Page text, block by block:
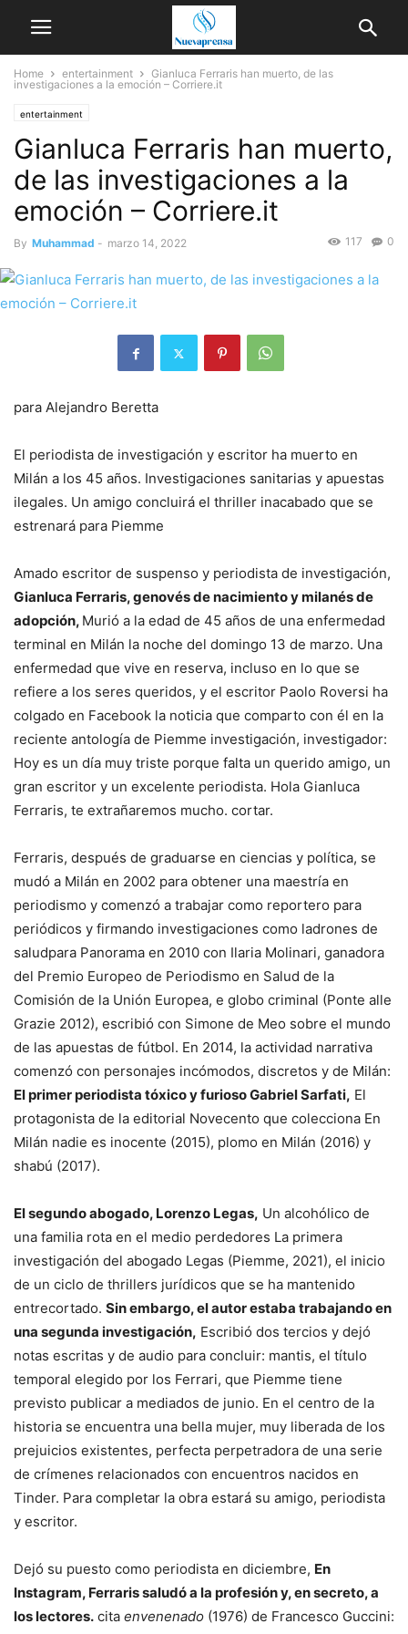
Home entertainment
Gianluca Ferraris han muerto, de las
investigaciones a la emoción – Corriere.it
entertainment
Gianluca Ferraris han muerto,
de las investigaciones a la
emoción – Corriere.it
By Muhammad - marzo 14, 2022 0
117
para Alejandro Beretta
El periodista de investigación y escritor ha muerto en
Milán a los 45 años. Investigaciones sanitarias y apuestas
ilegales. Un amigo concluirá el thriller inacabado que se
estrenará para Piemme
Amado escritor de suspenso y periodista de investigación,
Gianluca Ferraris, genovés de nacimiento y milanés de
adopción, Murió a la edad de 45 años de una enfermedad
terminal en Milán la noche del domingo 13 de marzo. Una
enfermedad que vive en reserva, incluso en lo que se
refiere a los seres queridos, y el escritor Paolo Roversi ha
colgado en Facebook la noticia que comparto con él en la
reciente antología de Piemme investigación, investigador:
Hoy es un día muy triste porque falta un querido amigo, un
gran escritor y un excelente periodista. Hola Gianluca
Ferraris, te extrañaremos mucho. cortar.
Ferraris, después de graduarse en ciencias y política, se
mudó a Milán en 2002 para obtener una maestría en
periodismo y comenzó a trabajar como reportero para
periódicos y firmando investigaciones como ladrones de
saludpara Panorama en 2010 con Ilaria Molinari, ganadora
del Premio Europeo de Periodismo en Salud de la
Comisión de la Unión Europea, e globo criminal (Ponte alle
Grazie 2012), escribió con Simone de Meo sobre el mundo
de las apuestas de fútbol. En 2014, la actividad narrativa
comenzó con personajes incómodos, discretos y de Milán:
El primer periodista tóxico y furioso Gabriel Sarfati, El
protagonista de la editorial Novecento que colecciona En
Milán nadie es inocente (2015), plomo en Milán (2016) y
shabú (2017).
El segundo abogado, Lorenzo Legas, Un alcohólico de
una familia rota en el medio perdedores La primera
investigación del abogado Legas (Piemme, 2021), el inicio
de un ciclo de thrillers jurídicos que se ha mantenido
entrecortado. Sin embargo, el autor estaba trabajando en
una segunda investigación, Escribió dos tercios y dejó
notas escritas y de audio para concluir: mantis, el título
temporal elegido por los Ferrari, que Piemme tiene
previsto publicar a mediados de junio. En el centro de la
historia se encuentra una bella mujer, muy liberada de los
prejuicios existentes, perfecta perpetradora de una serie
de crímenes relacionados con encuentros nacidos en
Tinder. Para completar la obra estará su amigo, periodista
y escritor.
Dejó su puesto como periodista en diciembre, En
Instagram, Ferraris saludó a la profesión y, en secreto, a
los lectores. cita envenenado (1976) de Francesco Guccini: